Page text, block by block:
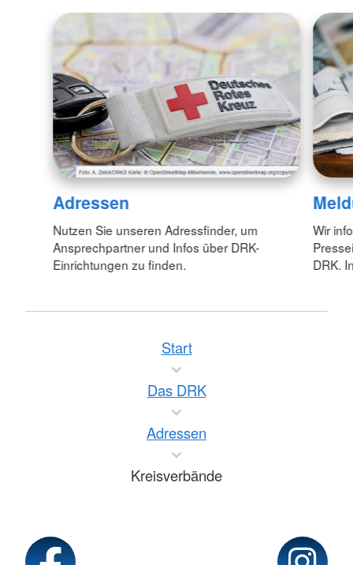
Adressen
Nutzen Sie unseren Adressfinder, um
Ansprechpartner und Infos über DRK-
Einrichtungen zu finden.
Wir
DRK.
Start
Das DRK
Adressen
Kreisverbände